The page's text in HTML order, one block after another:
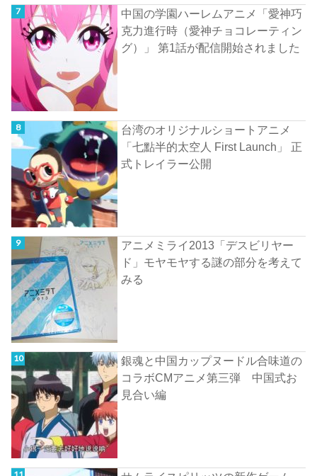
中国の学園ハーレムアニメ「愛神巧
克力進行時（愛神チョコレーティン
グ）」 第1話が配信開始されました
台湾のオリジナルショートアニメ
「七點半的太空人 First Launch」 正
式トレイラー公開
アニメミライ2013「デスビリヤー
ド」モヤモヤする謎の部分を考えて
みる
銀魂と中国カップヌードル合味道の
コラボCMアニメ第三弾 中国式お
見合い編